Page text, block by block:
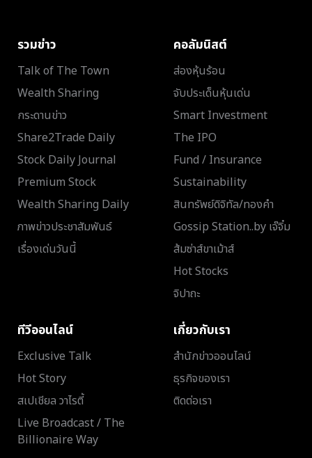
รวมข่าว
Talk of The Town
Wealth Sharing
กระดานข่าว
Share2Trade Daily
Stock Daily Journal
Premium Stock
Wealth Sharing Daily
ภาพข่าวประชาสัมพันธ์
เรื่องเด่นวันนี้
คอลัมนิสต์
ส่องหุ้นร้อน
จับประเด็นหุ้นเด่น
Smart Investment
The IPO
Fund / Insurance
Sustainability
สินทรัพย์ดิจิทัล/ทองคำ
Gossip Station..by เจ๊จิ๋ม
ส้มซ่าส์ขาเม้าส์
Hot Stocks
จิปาถะ
ทีวีออนไลน์
Exclusive Talk
Hot Story
สเปเชียล วาไรตี้
Live Broadcast / The
Billionaire Way
เกี่ยวกับเรา
สำนักข่าวออนไลน์
ธุรกิจของเรา
ติดต่อเรา